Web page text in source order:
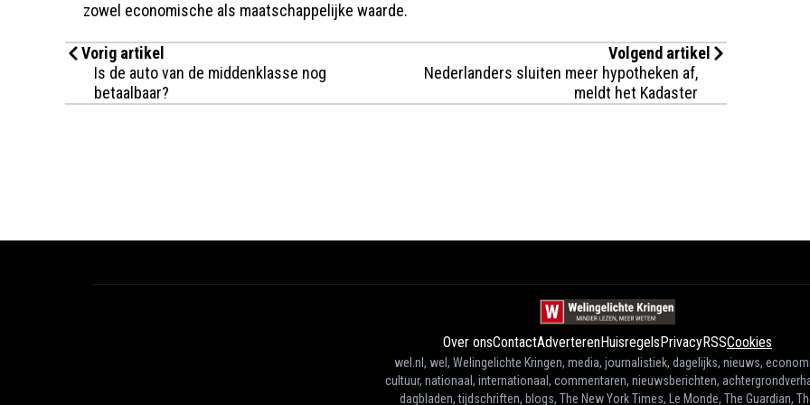
zowel economische als maatschappelijke waarde.
Vorig artikel
Is de auto van de middenklasse nog
betaalbaar?
Volgend artikel
Nederlanders sluiten meer hypotheken af,
meldt het Kadaster
Over onsContactAdverterenHuisregelsPrivacyRSSCookies
wel.nl, wel, Welingelichte Kringen, media, journalistiek, dagelijks, nieuws,
cultuur, nationaal, internationaal, commentaren, nieuwsberichten,
dagbladen, tijdschriften, blogs, The New York Times, Le Monde, The Guardian,